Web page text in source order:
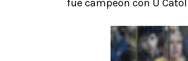
fue campeón con U